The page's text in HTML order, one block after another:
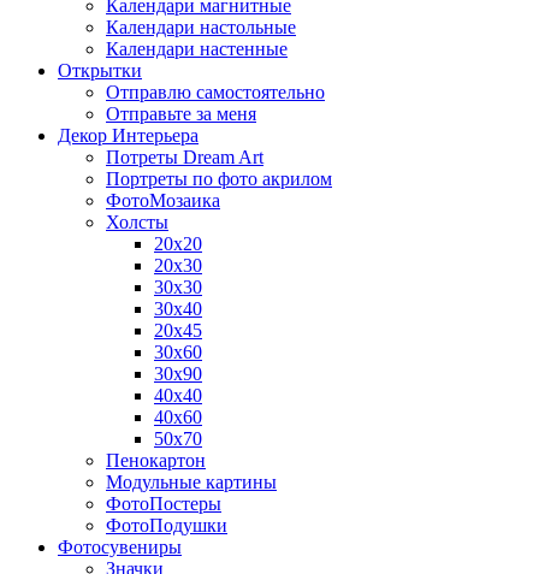
Календари магнитные
Календари настольные
Календари настенные
Открытки
Отправлю самостоятельно
Отправьте за меня
Декор Интерьера
Потреты Dream Art
Портреты по фото акрилом
ФотоМозаика
Холсты
20х20
20х30
30х30
30х40
20х45
30х60
30х90
40х40
40х60
50х70
Пенокартон
Модульные картины
ФотоПостеры
ФотоПодушки
Фотоcувениры
Значки